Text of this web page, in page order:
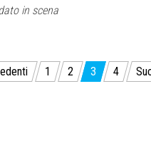
in scena
1 2 3 4